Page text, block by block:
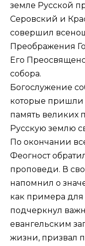
земле Русской
Серовский и
совершил
Преображения
Его
собора.
Богослужение
которые пришли
память великих
Русскую землю
По окончании
Феогност
проповеди. В
напомнил о
как примера
подчеркнул
евангельским
жизни, призвал